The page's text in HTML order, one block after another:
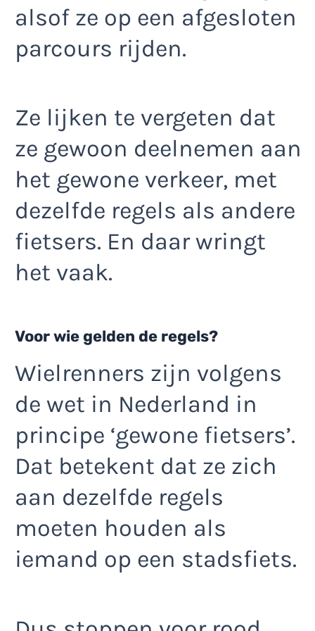
alsof ze op een afgesloten
parcours rijden.
Ze lijken te vergeten dat
ze gewoon deelnemen aan
het gewone verkeer, met
dezelfde regels als andere
fietsers. En daar wringt
het vaak.
Voor wie gelden de regels?
Wielrenners zijn volgens
de wet in Nederland in
principe ‘gewone fietsers’.
Dat betekent dat ze zich
aan dezelfde regels
moeten houden als
iemand op een stadsfiets.